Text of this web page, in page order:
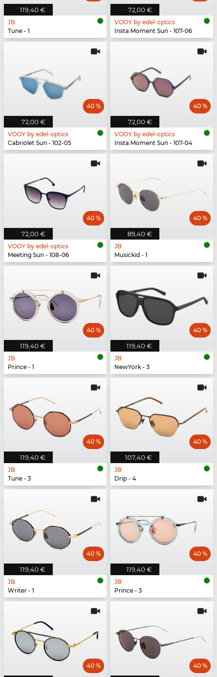
119,40 €
JB
Tune - 1
72,00 €
VOOY by edel-optics
Insta Moment Sun - 107-06
72,00 €
40 %
VOOY by edel-optics
Cabriolet Sun - 102-05
72,00 €
40 %
VOOY by edel-optics
Insta Moment Sun - 107-04
72,00 €
40 %
VOOY by edel-optics
Meeting Sun - 108-06
89,40 €
40 %
JB
Musickid - 1
119,40 €
40 %
JB
Prince - 1
119,40 €
40 %
JB
NewYork - 3
119,40 €
40 %
JB
Tune - 3
107,40 €
40 %
JB
Drip - 4
119,40 €
40 %
JB
Writer - 1
119,40 €
40 %
JB
Prince - 3
40 % 40 %